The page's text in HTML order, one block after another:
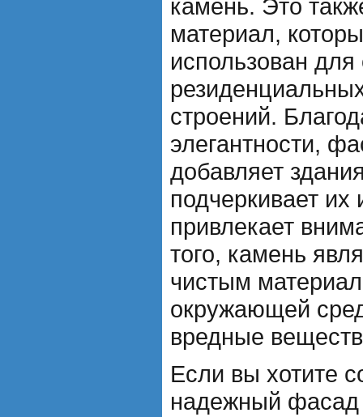
камень. Это
материал,
использован для
строений.
элегантности,
добавляет
подчеркивает их
привлекает
того, камень
чистым
окружающей
вредные
Если вы хотите
надежный фасад